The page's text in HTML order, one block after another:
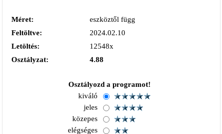
Méret:
eszköztől függ
Feltöltve:
2024.02.10
Letöltés:
12548x
Osztályzat:
4.88
Osztályozd a programot!
kiváló
jeles
közepes
elégséges